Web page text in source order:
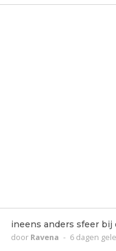
ineens anders sfeer bij
door Ravena - 6 dagen